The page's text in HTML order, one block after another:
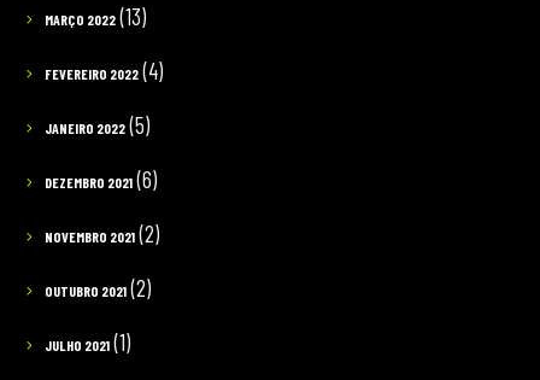
MARÇO 2022(13)
FEVEREIRO 2022(4)
JANEIRO 2022(5)
DEZEMBRO 2021(6)
NOVEMBRO 2021(2)
OUTUBRO 2021(2)
JULHO 2021(1)